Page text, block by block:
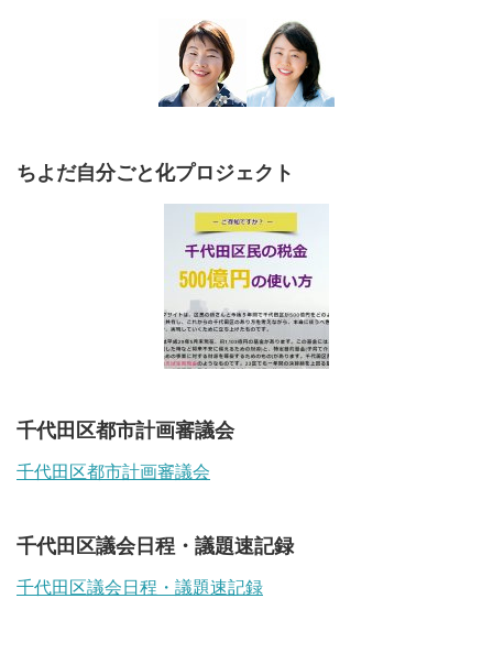
ちよだ自分ごと化プロジェクト
千代田区都市計画審議会
千代田区都市計画審議会
千代田区議会日程・議題速記録
千代田区議会日程・議題速記録